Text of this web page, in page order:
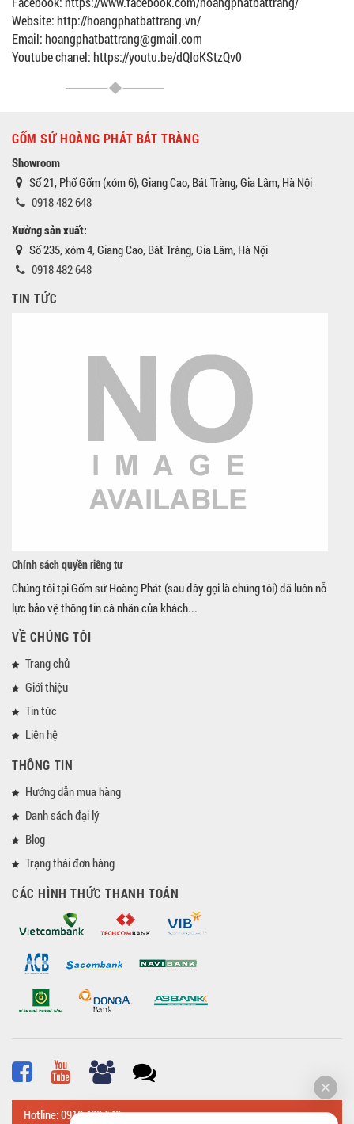
Website: http://hoangphatbattrang.vn/
Email: hoangphatbattrang@gmail.com
Youtube chanel: https://youtu.be/dQIoKStzQv0
GỐM SỨ HOÀNG PHÁT BÁT TRÀNG
Showroom
Số 21, Phố Gốm (xóm 6), Giang Cao, Bát Tràng, Gia Lâm, Hà Nội
0918 482 648
Xưởng sản xuất:
Số 235, xóm 4, Giang Cao, Bát Tràng, Gia Lâm, Hà Nội
0918 482 648
TIN TỨC
Chính sách quyền riêng tư
Chúng tôi tại Gốm sứ Hoàng Phát (sau đây gọi là chúng tôi) đã luôn nỗ
lực bảo vệ thông tin cá nhân của khách...
VỀ CHÚNG TÔI
Trang chủ
Giới thiệu
Tin tức
Liên hệ
THÔNG TIN
Hướng dẫn mua hàng
Danh sách đại lý
Blog
Trạng thái đơn hàng
CÁC HÌNH THỨC THANH TOÁN
Hotline: 0918 482 648